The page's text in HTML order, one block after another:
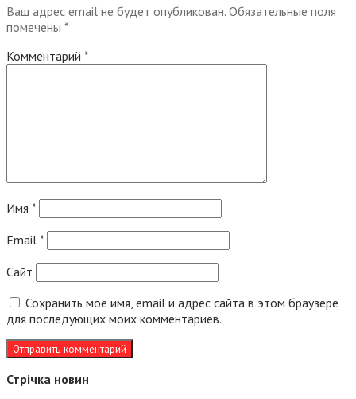
Ваш адрес email не будет опубликован. Обязательные поля
помечены *
Комментарий *
Имя *
Email *
Сайт
Сохранить моё имя, email и адрес сайта в этом браузере
для последующих моих комментариев.
Стрічка новин